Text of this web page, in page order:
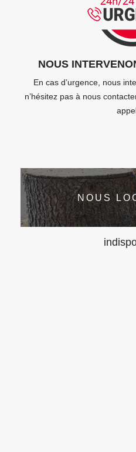
NOUS
En cas d’urgence, nous
n’hésitez pas à nous
NOUS